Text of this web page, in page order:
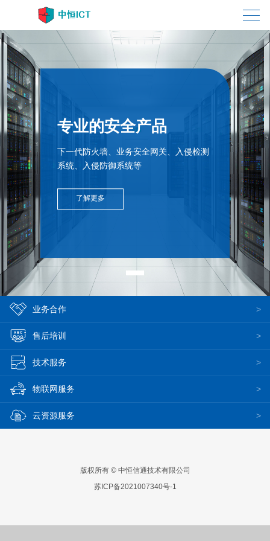
专业的安全产品
下一代防火墙、业务安全网关、入侵检测
系统、入侵防御系统等
了解更多
业务合作
售后培训
技术服务
物联网服务
云资源服务
版权所有 © 中恒信通技术有限公司
苏ICP备2021007340号-1